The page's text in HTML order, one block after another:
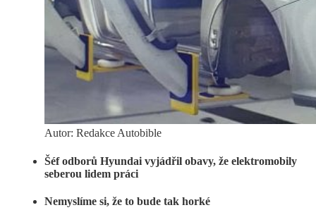
Autor: Redakce Autobible
Šéf odborů Hyundai vyjádřil obavy, že elektromobily
seberou lidem práci
Nemyslíme si, že to bude tak horké